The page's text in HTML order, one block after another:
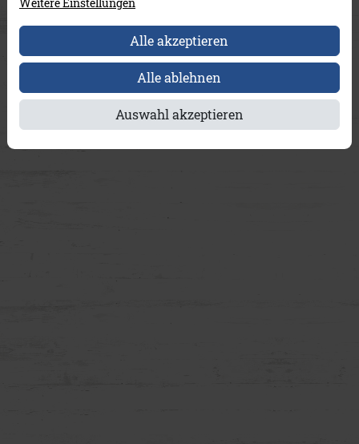
Alle akzeptieren
Alle ablehnen
Auswahl akzeptieren